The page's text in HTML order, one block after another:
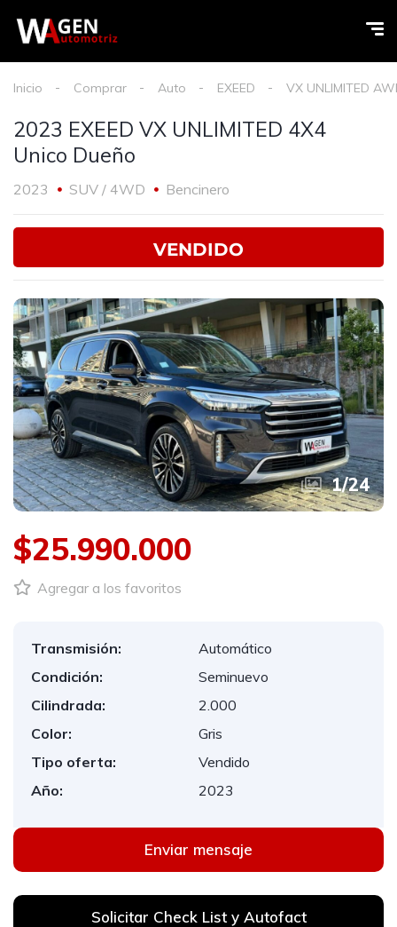
Inicio Comprar Auto EXEED VX UNLIMITED
2023 EXEED VX UNLIMITED 4X4
Unico Dueño
2023 SUV / 4WD Bencinero
VENDIDO
1/24
$25.990.000
Agregar a los favoritos
Transmisión:
Automático
Condición:
Seminuevo
Cilindrada:
2.000
Color:
Gris
Tipo oferta:
Vendido
Año:
2023
Enviar mensaje
Solicitar Check List y Autofact